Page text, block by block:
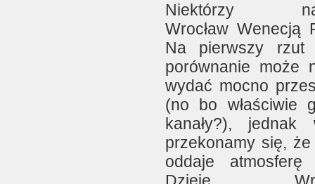
Niektórzy
Wrocław Wenecją
Na pierwszy
porównanie może
wydać mocno
(no bo właściwie
kanały?), jednak
przekonamy się, że
oddaje atmosferę